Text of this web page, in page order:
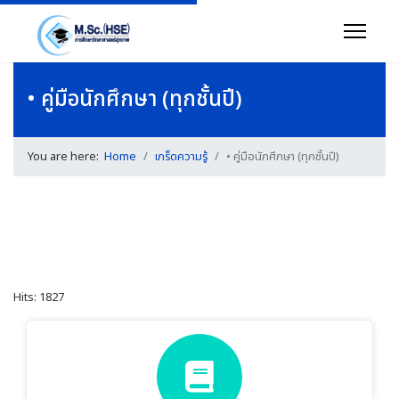
• คู่มือนักศึกษา (ทุกชั้นปี)
You are here: Home เกร็ดความรู้ • คู่มือนักศึกษา (ทุกชั้นปี)
Hits: 1827